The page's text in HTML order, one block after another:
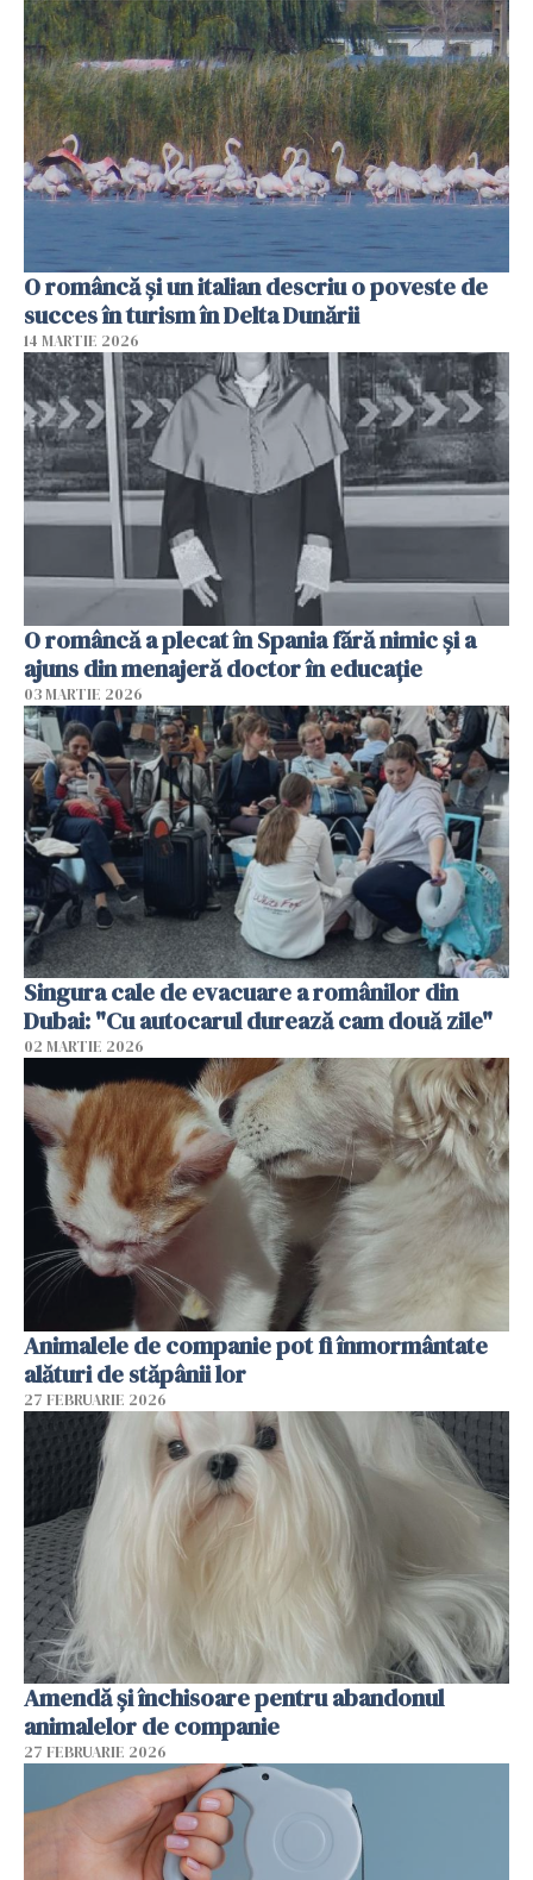
O româncă și un italian descriu o poveste de
succes în turism în Delta Dunării
14 MARTIE 2026
O româncă a plecat în Spania fără nimic și a
ajuns din menajeră doctor în educație
03 MARTIE 2026
Singura cale de evacuare a românilor din
Dubai: "Cu autocarul durează cam două zile"
02 MARTIE 2026
Animalele de companie pot fi înmormântate
alături de stăpânii lor
27 FEBRUARIE 2026
Amendă și închisoare pentru abandonul
animalelor de companie
27 FEBRUARIE 2026